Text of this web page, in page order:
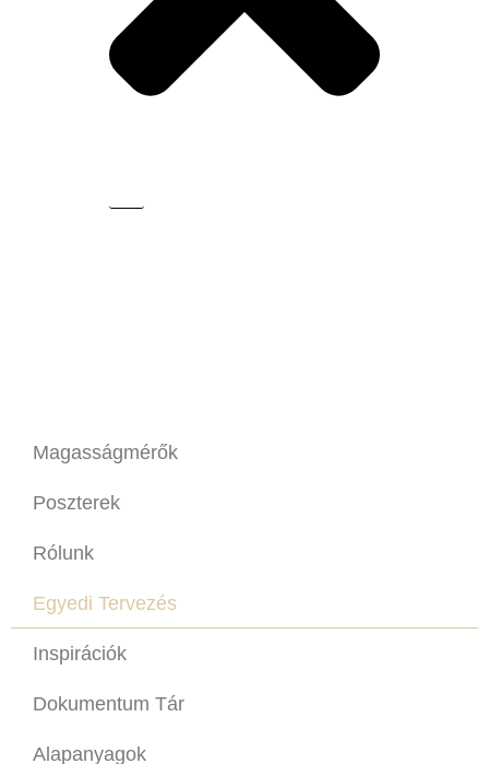
Magasságmérők
Poszterek
Rólunk
Egyedi Tervezés
Inspirációk
Dokumentum Tár
Alapanyagok